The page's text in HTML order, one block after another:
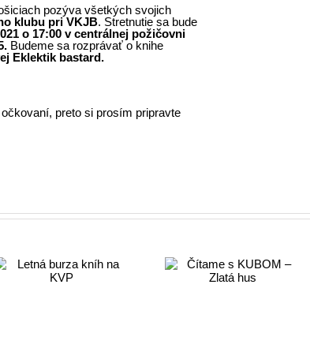
pozýva všetkých svojich
klubu pri VKJB. Stretnutie sa bude
o 17:00 v centrálnej požičovni
Budeme sa rozprávať o knihe
Eklektik bastard.
preto si prosím pripravte
Čítame s
KUBOM – Zlatá
Letný kurz